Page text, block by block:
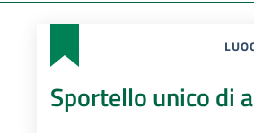
Sportello unico di